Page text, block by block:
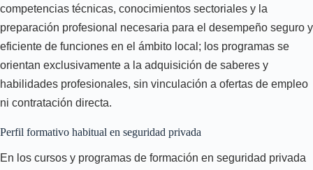
competencias técnicas, conocimientos sectoriales y la
preparación profesional necesaria para el desempeño seguro y
eficiente de funciones en el ámbito local; los programas se
orientan exclusivamente a la adquisición de saberes y
habilidades profesionales, sin vinculación a ofertas de empleo
ni contratación directa.
Perfil formativo habitual en seguridad privada
En los cursos y programas de formación en seguridad privada